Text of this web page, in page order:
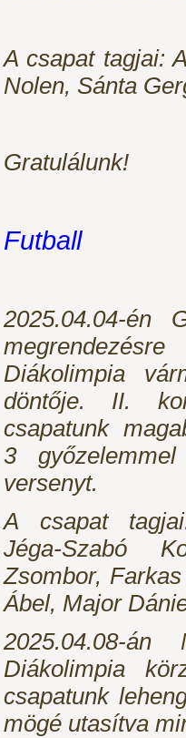
A csapat tagjai:
Nolen, Sánta
Gratulálunk!
Futball
2025.04.04-én
Diákolimpia
döntője. II.
csapatunk
3
versenyt.
A csapat
Jéga-Szabó
Zsombor,
Ábel, Major
2025.04.08-
Diákolimpia
csapatunk
mögé utasítva